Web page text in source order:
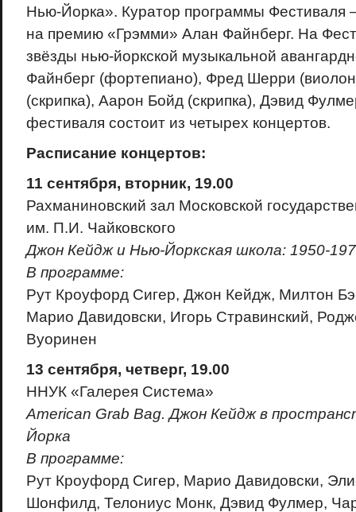
Нью-Йорка». Куратор программы Фестиваля
на премию «Грэмми» Алан Файнберг. На
звёзды нью-йоркской музыкальной
Файнберг (фортепиано), Фред Шерри
(скрипка), Аарон Бойд (скрипка), Дэвид
фестиваля состоит из четырех концертов.
Расписание концертов:
11 сентября, вторник, 19.00
Рахманиновский зал Московской
им. П.И. Чайковского
Джон Кейдж и Нью-Йоркская школа: 1950-
В программе:
Рут Кроуфорд Сигер, Джон Кейдж, Милтон
Марио Давидовски, Игорь Стравинский,
Вуоринен
13 сентября, четверг, 19.00
ННУК «Галерея Система»
American Grab Bag. Джон Кейдж в
Йорка
В программе:
Рут Кроуфорд Сигер, Марио Давидовски,
Шонфилд, Телониус Монк, Дэвид Фулмер,